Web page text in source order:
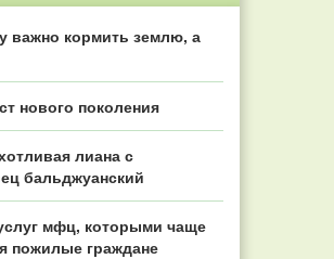
важно кормить землю, а
нового поколения
лиана с
бальджуанский
мфц, которыми чаще
пожилые граждане